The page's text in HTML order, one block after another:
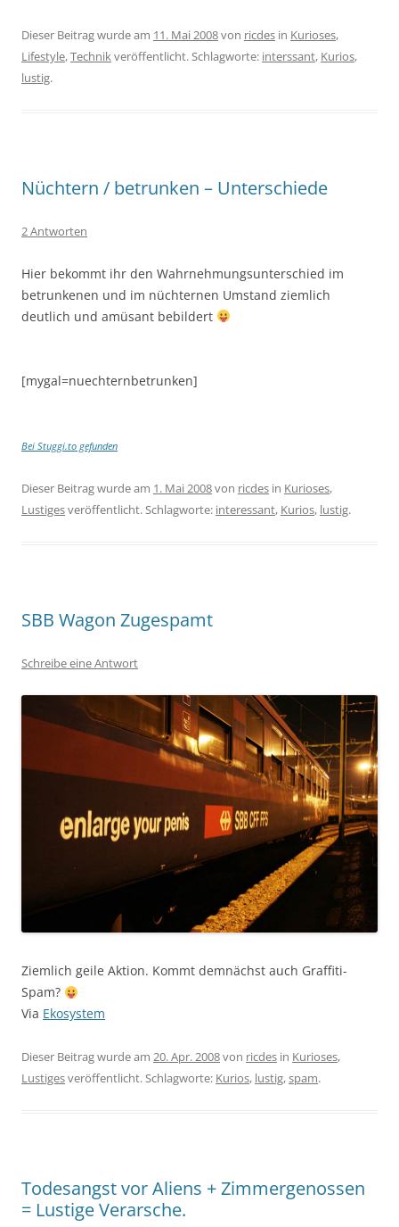
Dieser Beitrag wurde am 11. Mai 2008von ricdes in Kurioses,
Lifestyle,Technikveröffentlicht. Schlagworte: interssant, Kurios,
lustig.
Nüchtern / betrunken – Unterschiede
2 Antworten
Hier bekommt ihr den Wahrnehmungsunterschied im
betrunkenen und im nüchternen Umstand ziemlich
deutlich und amüsant bebildert
[mygal=nuechternbetrunken]
Bei Stuggi.to gefunden
Dieser Beitrag wurde am 1. Mai 2008von ricdes in Kurioses,
Lustigesveröffentlicht. Schlagworte: interessant, Kurios, lustig.
SBB Wagon Zugespamt
Schreibe eine Antwort
Ziemlich geile Aktion. Kommt demnächst auch Graffiti-
Spam?
Via Ekosystem
Dieser Beitrag wurde am 20. Apr. 2008von ricdes in Kurioses,
Lustigesveröffentlicht. Schlagworte: Kurios, lustig,spam.
Todesangst vor Aliens + Zimmergenossen
= Lustige Verarsche.